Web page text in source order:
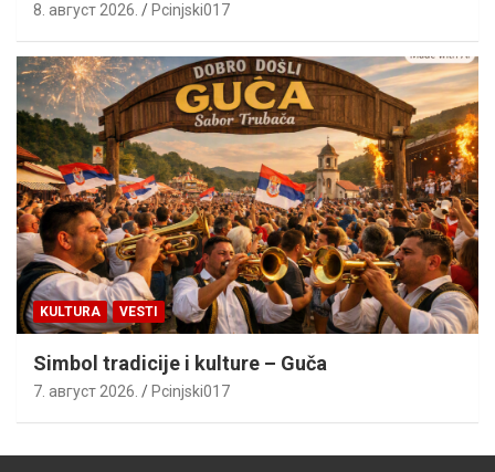
8. август 2026. Pcinjski017
KULTURA VESTI
Simbol tradicije i kulture – Guča
7. август 2026. Pcinjski017